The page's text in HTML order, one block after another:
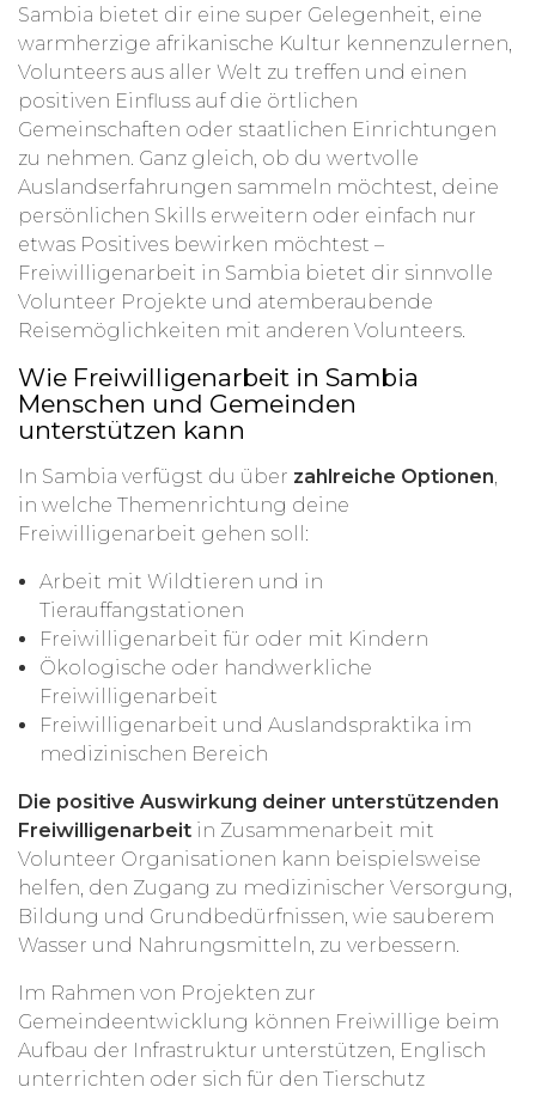
Sambia bietet dir eine super Gelegenheit, eine
warmherzige afrikanische Kultur kennenzulernen,
Volunteers aus aller Welt zu treffen und einen
positiven Einfluss auf die örtlichen
Gemeinschaften oder staatlichen Einrichtungen
zu nehmen. Ganz gleich, ob du wertvolle
Auslandserfahrungen sammeln möchtest, deine
persönlichen Skills erweitern oder einfach nur
etwas Positives bewirken möchtest –
Freiwilligenarbeit in Sambia bietet dir sinnvolle
Volunteer Projekte und atemberaubende
Reisemöglichkeiten mit anderen Volunteers.
Wie Freiwilligenarbeit in Sambia
Menschen und Gemeinden
unterstützen kann
In Sambia verfügst du über zahlreiche Optionen,
in welche Themenrichtung deine
Freiwilligenarbeit gehen soll:
Arbeit mit Wildtieren und in
Tierauffangstationen
Freiwilligenarbeit für oder mit Kindern
Ökologische oder handwerkliche
Freiwilligenarbeit
Freiwilligenarbeit und Auslandspraktika im
medizinischen Bereich
Die positive Auswirkung deiner unterstützenden
Freiwilligenarbeit in Zusammenarbeit mit
Volunteer Organisationen kann beispielsweise
helfen, den Zugang zu medizinischer Versorgung,
Bildung und Grundbedürfnissen, wie sauberem
Wasser und Nahrungsmitteln, zu verbessern.
Im Rahmen von Projekten zur
Gemeindeentwicklung können Freiwillige beim
Aufbau der Infrastruktur unterstützen, Englisch
unterrichten oder sich für den Tierschutz